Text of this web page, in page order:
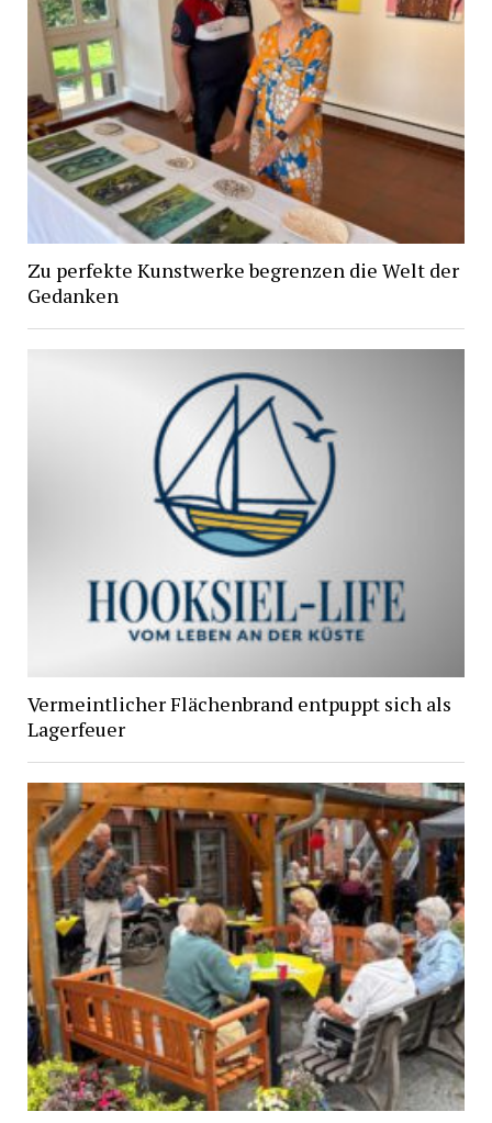
Zu perfekte Kunstwerke begrenzen die Welt der
Gedanken
Vermeintlicher Flächenbrand entpuppt sich als
Lagerfeuer